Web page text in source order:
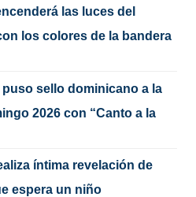
las luces del
los colores de la bandera
sello dominicano a la
2026 con “Canto a la
íntima revelación de
espera un niño